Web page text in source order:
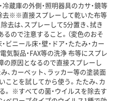
冷蔵庫の外側・照明器具のカサ・鏡等
去※※直接スプレーして乾いた布等
去は、スプレーして5分置き、拭き
ので注意すること。（変色のおそ
ニール床・壁・ドア・たたみ・カー
電気製品・FAX等の洗浄 布等にスプレ
の原因となるので直接スプレーし
、カーペット、ラッカー等の塗装面
とを試してから使う。たたみ、カ
。 ※すべての菌・ウイルスを除去す